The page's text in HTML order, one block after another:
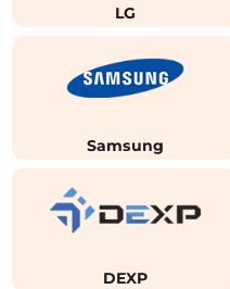
LG
Samsung
DEXP